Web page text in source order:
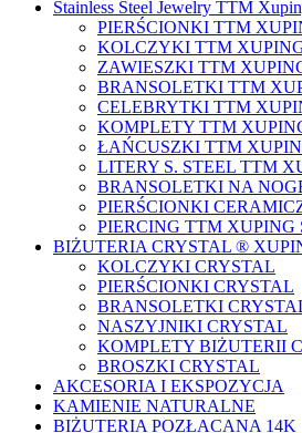
Stainless Steel Jewelry TTM
PIERŚCIONKI TTM
KOLCZYKI TTM
ZAWIESZKI TTM
BRANSOLETKI TTM
CELEBRYTKI TTM
KOMPLETY TTM
ŁAŃCUSZKI TTM
LITERY S. STEEL TTM
BRANSOLETKI NA
PIERŚCIONKI
PIERCING TTM XUPING
BIŻUTERIA CRYSTAL ®
KOLCZYKI CRYSTAL
PIERŚCIONKI CRYSTAL
BRANSOLETKI
NASZYJNIKI CRYSTAL
KOMPLETY BIŻUTERII
BROSZKI CRYSTAL
AKCESORIA I EKSPOZYCJA
KAMIENIE NATURALNE
BIŻUTERIA POZŁACANA 14K